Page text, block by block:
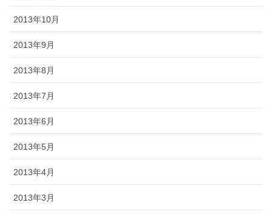
2013年10月
2013年9月
2013年8月
2013年7月
2013年6月
2013年5月
2013年4月
2013年3月